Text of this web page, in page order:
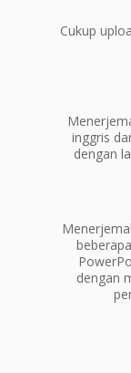
Cukup
inggris
dengan
dengan